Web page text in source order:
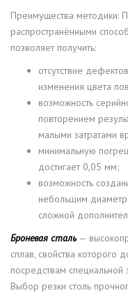
Преимущества методики:
распространёнными
позволяет получить:
отсутствие
изменения цвета
возможность
повторением
малыми затратами
минимальную
достигает 0,05 мм;
возможность
небольшим
сложной
Броневая сталь—
сплав, свойства которого
посредствам специальной
Выбор резки столь